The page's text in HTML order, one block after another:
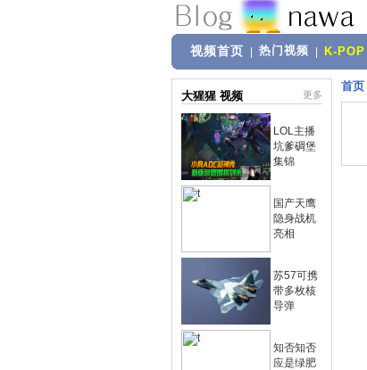
视频首页 热门视频 K-POP
大猩猩 视频 更多
LOL主播
坑爹碉堡
集锦
国产天鹰
隐身战机
亮相
苏57可携
带多枚核
导弹
知否知否
应是绿肥
首页